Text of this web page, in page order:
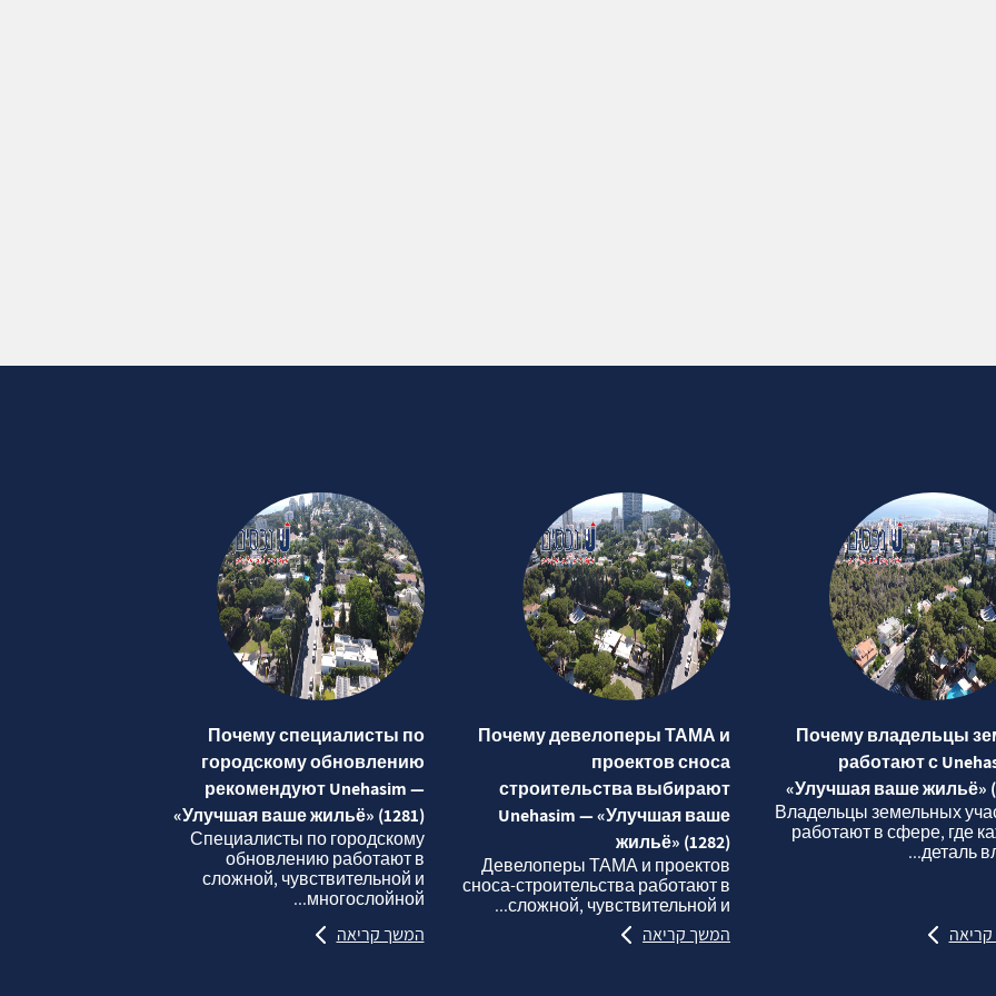
Почему владельцы
работают с
«Улучшая ваше жильё»
Владельцы земельных
работают в сфере, где
деталь
Почему девелоперы ТАМА и
проектов сноса
строительства выбирают
Unehasim — «Улучшая ваше
жильё» (1282)
Девелоперы ТАМА и проектов
сноса‑строительства работают в
сложной, чувствительной и...
המשך קריאה
Почему специалисты по
городскому обновлению
рекомендуют Unehasim —
«Улучшая ваше жильё» (1281)
Специалисты по городскому
обновлению работают в
сложной, чувствительной и
многослойной...
המשך קריאה